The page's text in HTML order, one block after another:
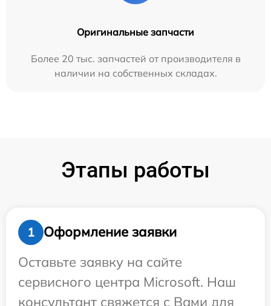
Оригинальные запчасти
Более 20 тыс. запчастей от производителя в
наличии на собственных складах.
Этапы работы
1
Оформление заявки
Оставьте заявку на сайте
сервисного центра Microsoft. Наш
консультант свяжется с Вами для